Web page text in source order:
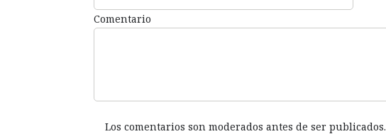
Comentario
Los comentarios son moderados antes de ser publicados.